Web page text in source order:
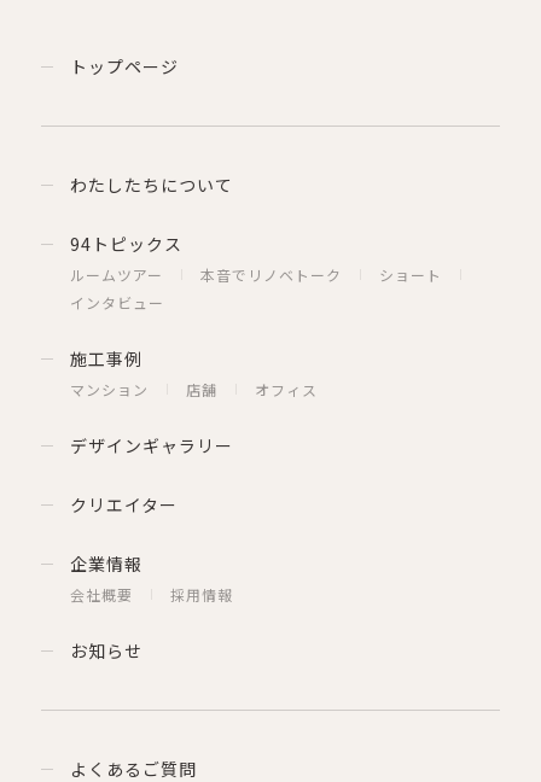
トップページ
わたしたちについて
94トピックス
ルームツアー 本音でリノベトーク
ショート
インタビュー
施工事例
マンション 店舗 オフィス
デザインギャラリー
クリエイター
企業情報
会社概要 採用情報
お知らせ
よくあるご質問